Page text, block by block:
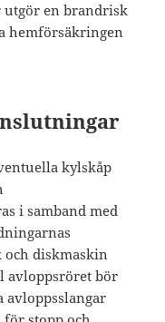
en brandrisk
hemförsäkringen
kylskåp
i samband med
och diskmaskin
avloppsröret bör
avloppsslangar